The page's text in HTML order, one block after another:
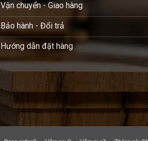
Vận chuyển - Giao hàng
Bảo hành - Đổi trả
Hướng dẫn đặt hàng